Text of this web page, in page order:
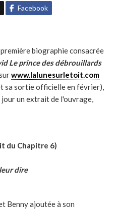
Facebook
biographie consacrée
Le prince des débrouillards
www.lalunesurletoit.com
sa sortie officielle en février),
un extrait de l'ouvrage,
du Chapitre 6)
dire
Benny ajoutée à son